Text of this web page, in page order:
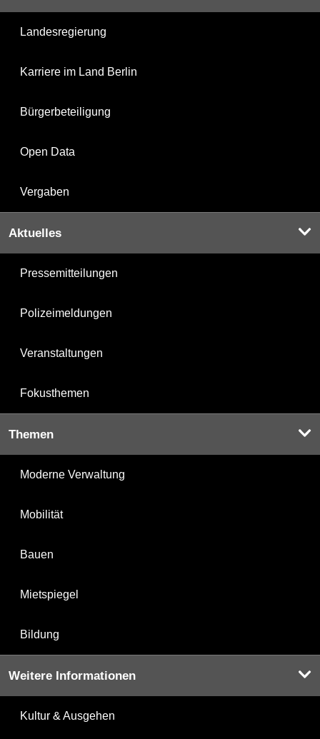
Landesregierung
Karriere im Land Berlin
Bürgerbeteiligung
Open Data
Vergaben
Aktuelles
Pressemitteilungen
Polizeimeldungen
Veranstaltungen
Fokusthemen
Themen
Moderne Verwaltung
Mobilität
Bauen
Mietspiegel
Bildung
Weitere Informationen
Kultur & Ausgehen